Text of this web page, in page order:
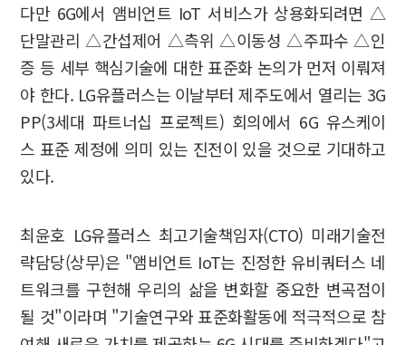
다만 6G에서 앰비언트 IoT 서비스가 상용화되려면 △
단말관리 △간섭제어 △측위 △이동성 △주파수 △인
증 등 세부 핵심기술에 대한 표준화 논의가 먼저 이뤄져
야 한다. LG유플러스는 이날부터 제주도에서 열리는 3G
PP(3세대 파트너십 프로젝트) 회의에서 6G 유스케이
스 표준 제정에 의미 있는 진전이 있을 것으로 기대하고
있다.
최윤호 LG유플러스 최고기술책임자(CTO) 미래기술전
략담당(상무)은 "앰비언트 IoT는 진정한 유비쿼터스 네
트워크를 구현해 우리의 삶을 변화할 중요한 변곡점이
될 것"이라며 "기술연구와 표준화활동에 적극적으로 참